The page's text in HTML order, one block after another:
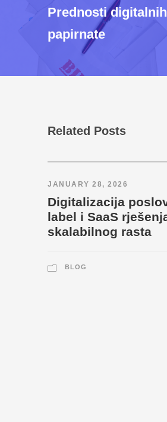
Prednosti
papirnate
Related Posts
JANUARY 28, 2026
Digitalizacija
label i SaaS
skalabilnog rasta
BLOG